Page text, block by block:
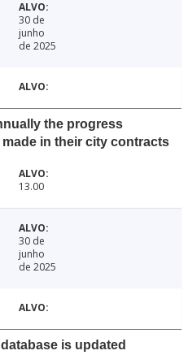
30 de
junho
de 2025
the progress
in their city contracts
13.00
30 de
junho
de 2025
is updated